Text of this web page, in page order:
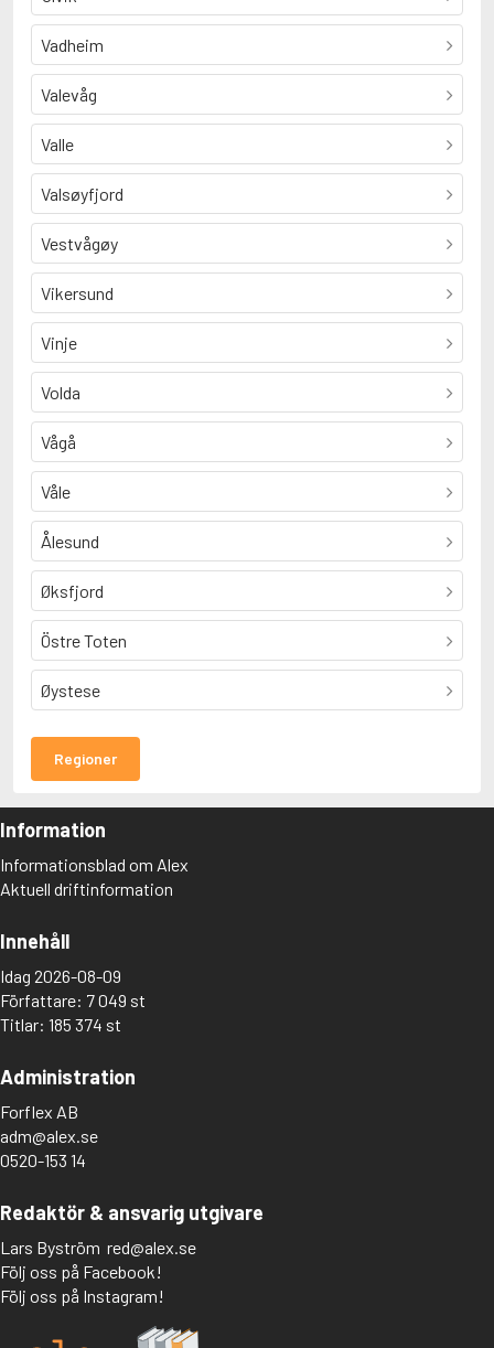
Vadheim
Valevåg
Valle
Valsøyfjord
Vestvågøy
Vikersund
Vinje
Volda
Vågå
Våle
Ålesund
Øksfjord
Östre Toten
Øystese
Regioner
Information
Informationsblad om Alex
Aktuell driftinformation
Innehåll
Idag 2026-08-09
Författare: 7 049 st
Titlar: 185 374 st
Administration
Forflex AB
adm@alex.se
0520-153 14
Redaktör & ansvarig utgivare
Lars Byström red@alex.se
Följ oss på Facebook!
Följ oss på Instagram!